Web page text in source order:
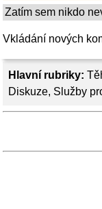
Hlavní rubriky:
Diskuze, Služby
Zatím sem nikdo
Vkládání nových